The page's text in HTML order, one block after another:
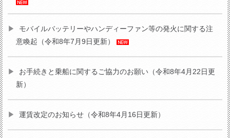
モバイルバッテリーやハンディーファン等の発火に関する注
意喚起（令和8年7月9日更新）
お手続きと乗船に関するご協力のお願い（令和8年4月22日更
新）
運賃改定のお知らせ（令和8年4月16日更新）